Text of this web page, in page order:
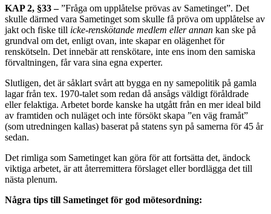
KAP 2, §33 –”Fråga om upplåtelse prövas av Sametinget”. Det
skulle därmed vara Sametinget som skulle få pröva om upplåtelse av
jakt och fiske till icke-renskötande medlem eller annan kan ske på
grundval om det, enligt ovan, inte skapar en olägenhet för
renskötseln. Det innebär att renskötare, inte ens inom den samiska
förvaltningen, får vara sina egna experter.
Slutligen, det är såklart svårt att bygga en ny samepolitik på gamla
lagar från tex. 1970-talet som redan då ansågs väldigt föråldrade
eller felaktiga. Arbetet borde kanske ha utgått från en mer ideal bild
av framtiden och nuläget och inte försökt skapa ”en väg framåt”
(som utredningen kallas) baserat på statens syn på samerna för 45 år
sedan.
Det rimliga som Sametinget kan göra för att fortsätta det, ändock
viktiga arbetet, är att återremittera förslaget eller bordlägga det till
nästa plenum.
Några tips till Sametinget för god mötesordning: